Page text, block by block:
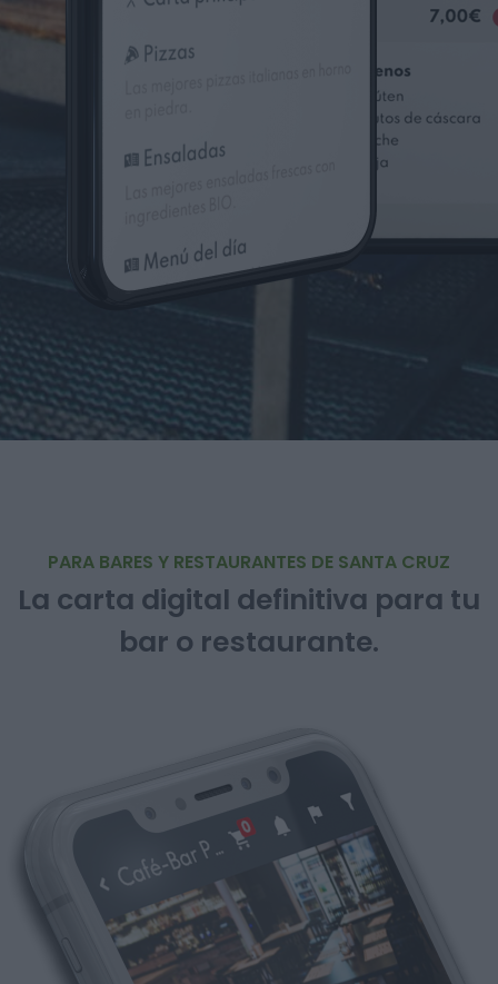
PARA BARES Y RESTAURANTES DE SANTA CRUZ
La carta digital definitiva para tu
bar o restaurante.